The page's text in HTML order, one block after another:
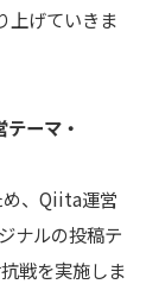
上げていきま
ーマ・
、Qiita運営
ナルの投稿テ
戦を実施しま